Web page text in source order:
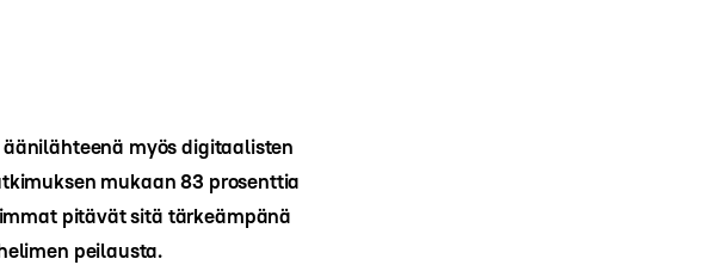
myös digitaalisten
mukaan 83 prosenttia
pitävät sitä tärkeämpänä
peilausta.